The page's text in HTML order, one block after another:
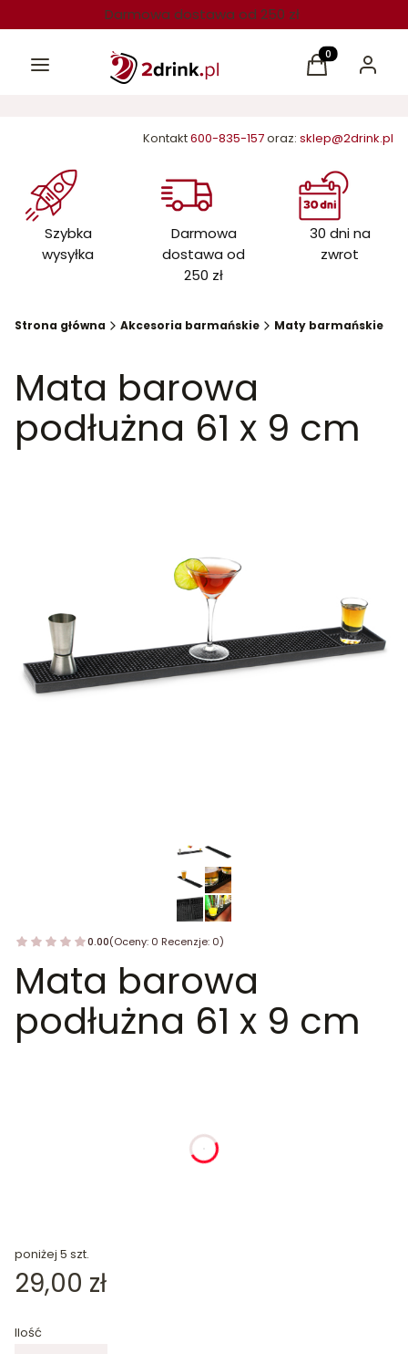
Darmowa dostawa od 250 zł
Menu Produkty w
Koszyk Zaloguj
Kontakt600-835-157oraz: sklep@2drink.pl
Szybka
wysyłka
Darmowa
dostawa od
250 zł
30 dni na
zwrot
Strona główna Akcesoria barmańskie Maty barmańskie
Mata barowa
podłużna 61 x 9 cm
0.00(Oceny: 0 Recenzje: 0)
Mata barowa
podłużna 61 x 9 cm
godziny
poniżej 5 szt.
Cena
29,00 zł
Ilość